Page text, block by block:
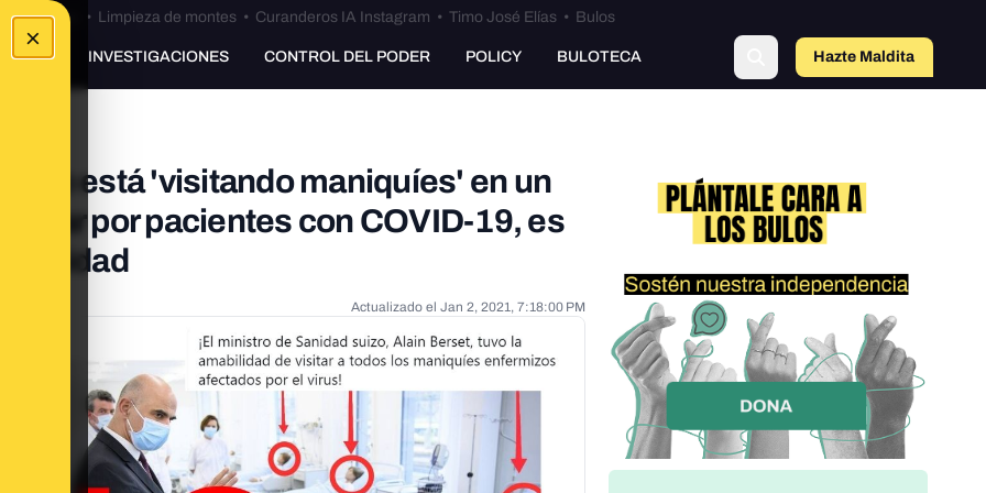
×
Bulos Ceuta • Limpieza de montes• Curanderos IA Instagram • Timo José Elías• Bulos
INVESTIGACIONES CONTROL DEL PODER POLICY BULOTECA Hazte Maldito
no está 'visitando maniquíes' en un
por pacientes con COVID-19, es
Actualizado el Jan 2, 2021, 7:18:00 PM